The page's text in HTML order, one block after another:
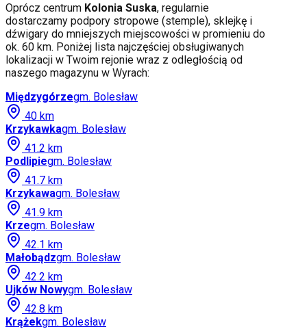
Oprócz centrum Kolonia Suska, regularnie
dostarczamy podpory stropowe (stemple), sklejkę i
dźwigary do mniejszych miejscowości w promieniu do
ok. 60 km. Poniżej lista najczęściej obsługiwanych
lokalizacji w Twoim rejonie wraz z odległością od
naszego magazynu w Wyrach:
Międzygórzegm. Bolesław
40 km
Krzykawkagm. Bolesław
41.2 km
Podlipiegm. Bolesław
41.7 km
Krzykawagm. Bolesław
41.9 km
Krzegm. Bolesław
42.1 km
Małobądzgm. Bolesław
42.2 km
Ujków Nowygm. Bolesław
42.8 km
Krążekgm. Bolesław